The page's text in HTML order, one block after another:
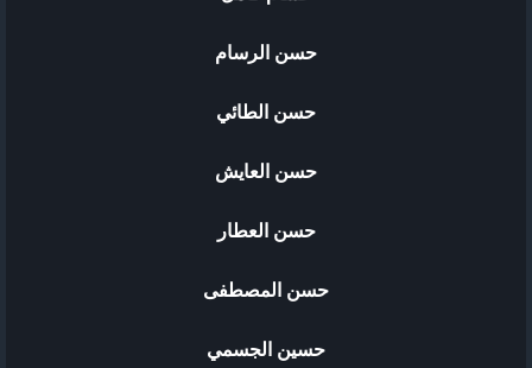
حسن الرسام
حسن الطائي
حسن العايش
حسن العطار
حسن المصطفى
حسين الجسمي